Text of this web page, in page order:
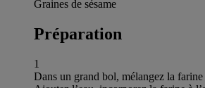
Graines de sésame
Préparation
1
Dans un grand bol, mélangez la